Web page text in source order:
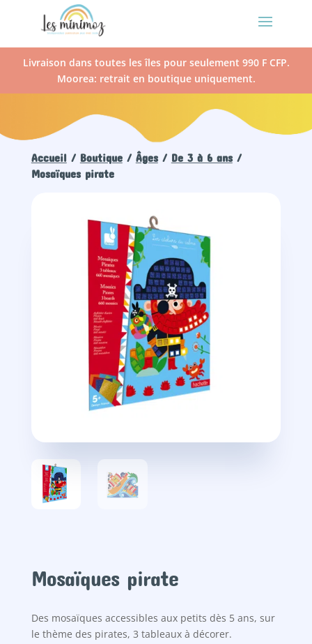
Livraison dans toutes les îles pour seulement 990 F CFP.
Moorea: retrait en boutique uniquement.
Accueil / Boutique/ Âges/ De 3 à 6 ans/
Mosaïques pirate
Mosaïques pirate
Des mosaïques accessibles aux petits dès 5 ans, sur
le thème des pirates, 3 tableaux à décorer.